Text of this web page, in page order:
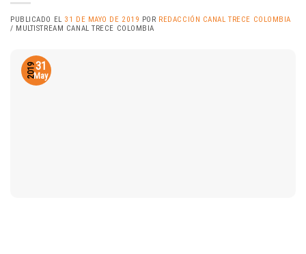
PUBLICADO EL 31 DE MAYO DE 2019 POR REDACCIÓN CANAL TRECE COLOMBIA
/ MULTISTREAM CANAL TRECE COLOMBIA
31
May
2019